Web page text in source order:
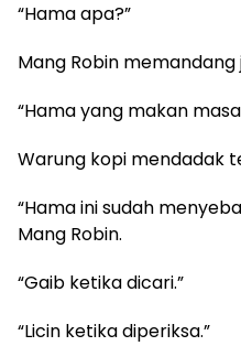
“Hama apa?”
Mang Robin
“Hama yang makan
Warung kopi mendadak
“Hama ini sudah
Mang Robin.
“Gaib ketika dicari.”
“Licin ketika diperiksa.”